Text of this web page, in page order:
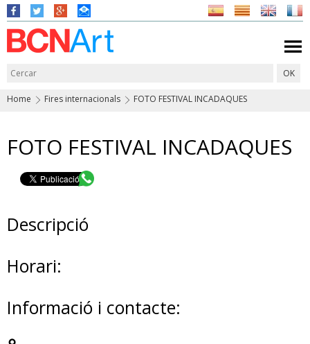
Home Fires internacionals FOTO FESTIVAL INCADAQUES
FOTO FESTIVAL INCADAQUES
Descripció
Horari:
Informació i contacte: